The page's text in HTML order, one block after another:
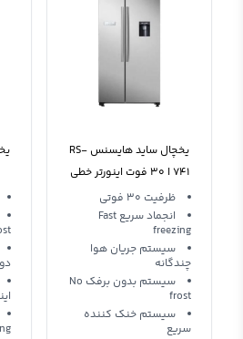
یخچال ساید هایسنس RS-
741 ا ۳۰ فوت اینورتر خطی
ظرفیت 30 فوتی
انجماد سریع Fast
freezing
سیستم جریان هوا
چندگانه
سیستم بدون برفک No
frost
سیستم خنک کننده
سریع